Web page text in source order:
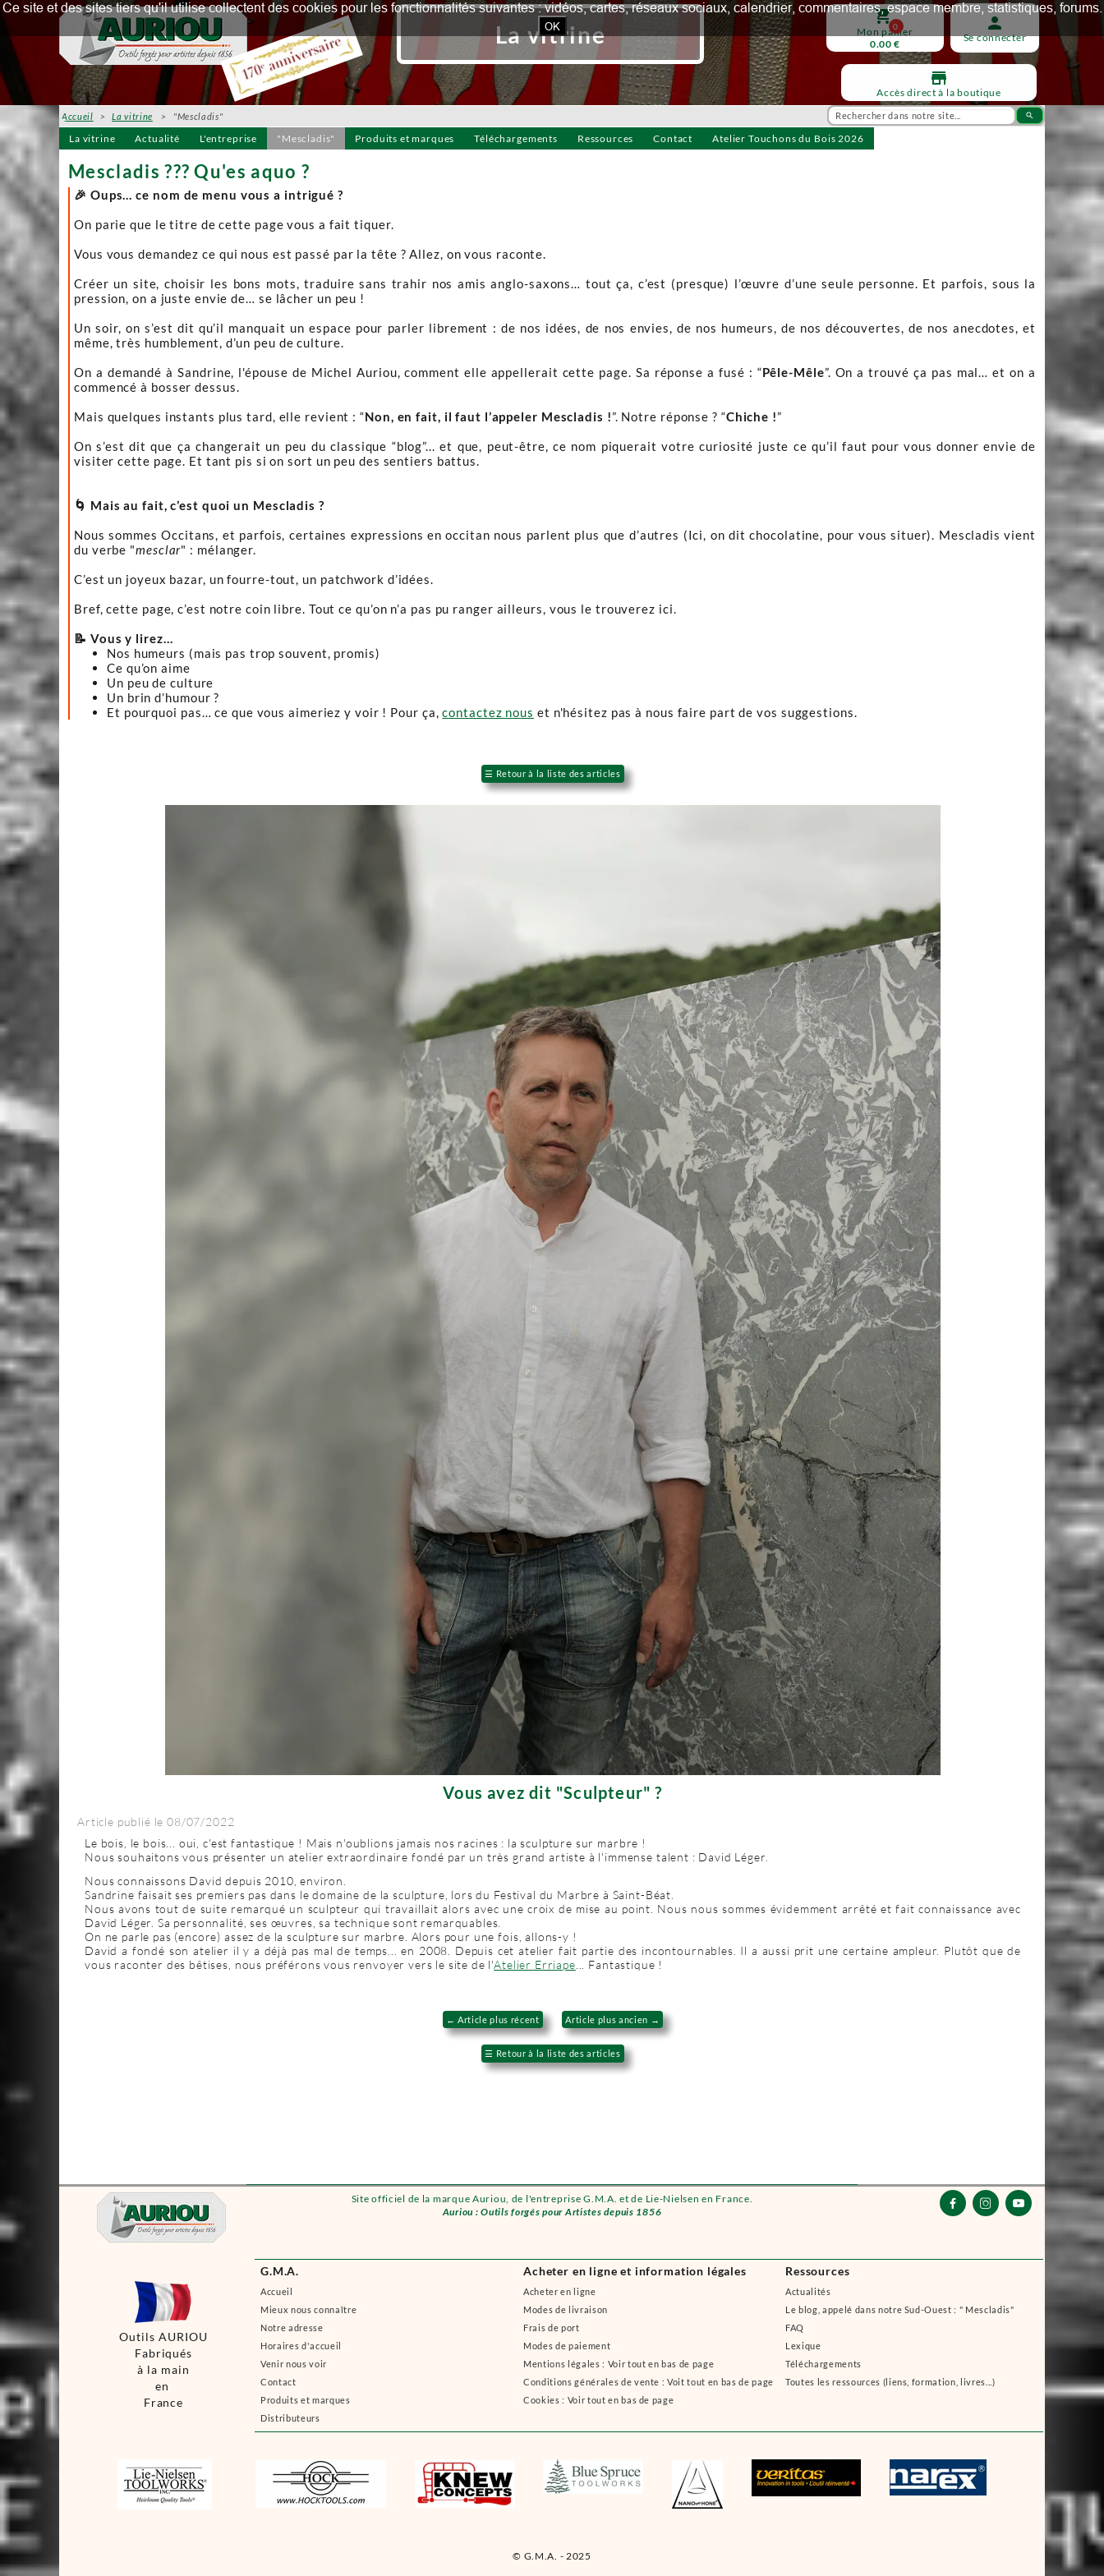
La vitrine Actualité L'entreprise "Mescladis" Produits et marques Téléchargements Ressources Contact Atelier Touchons du Bois 2026
Site officiel de la marque Auriou, de l'entreprise G.M.A. et de Lie-Nielsen en France.
Auriou : Outils forgés pour Artistes depuis 1856
© G.M.A. - 2025
search
person
Se connecter
shopping_cart
0
Mon panier
0.00 €
G.M.A.
Accueil
Mieux nous connaître
Notre adresse
Horaires d'accueil
Venir nous voir
Contact
Produits et marques
Distributeurs
Acheter en ligne et information légales
Acheter en ligne
Modes de livraison
Frais de port
Modes de paiement
Mentions légales : Voir tout en bas de page
Conditions générales de vente : Voit tout en bas de page
Cookies : Voir tout en bas de page
Ressources
Actualités
Le blog, appelé dans notre Sud-Ouest : " Mescladis"
FAQ
Lexique
Téléchargements
Toutes les ressources (liens, formation, livres...)
  
Outils AURIOU
Fabriqués
à la main
en
France
La vitrine
store
Accès direct à la boutique
Accueil >La vitrine > "Mescladis"
Mescladis ??? Qu'es aquo ?
🎉 Oups… ce nom de menu vous a intrigué ?
On parie que le titre de cette page vous a fait tiquer.
Vous vous demandez ce qui nous est passé par la tête ? Allez, on vous raconte.
Créer un site, choisir les bons mots, traduire sans trahir nos amis anglo-saxons… tout ça, c’est (presque) l’œuvre d’une seule personne. Et parfois, sous la
pression, on a juste envie de… se lâcher un peu !
Un soir, on s’est dit qu’il manquait un espace pour parler librement : de nos idées, de nos envies, de nos humeurs, de nos découvertes, de nos anecdotes, et
même, très humblement, d’un peu de culture.
On a demandé à Sandrine, l'épouse de Michel Auriou, comment elle appellerait cette page. Sa réponse a fusé : “Pêle-Mêle”. On a trouvé ça pas mal… et on a
commencé à bosser dessus.
Mais quelques instants plus tard, elle revient : “Non, en fait, il faut l’appeler Mescladis !”. Notre réponse ? “Chiche !”
On s’est dit que ça changerait un peu du classique “blog”... et que, peut-être, ce nom piquerait votre curiosité juste ce qu’il faut pour vous donner envie de
visiter cette page. Et tant pis si on sort un peu des sentiers battus.
🌀 Mais au fait, c’est quoi un Mescladis ?
Nous sommes Occitans, et parfois, certaines expressions en occitan nous parlent plus que d’autres (Ici, on dit chocolatine, pour vous situer). Mescladis vient
du verbe "mesclar" : mélanger.
C’est un joyeux bazar, un fourre-tout, un patchwork d’idées.
Bref, cette page, c’est notre coin libre. Tout ce qu’on n’a pas pu ranger ailleurs, vous le trouverez ici.
📝 Vous y lirez…
Nos humeurs (mais pas trop souvent, promis)
Ce qu’on aime
Un peu de culture
Un brin d’humour ?
Et pourquoi pas… ce que vous aimeriez y voir ! Pour ça,contactez nous et n'hésitez pas à nous faire part de vos suggestions.
☰ Retour à la liste des articles
Vous avez dit "Sculpteur" ?
Article publié le 08/07/2022
Le bois, le bois... oui, c'est fantastique ! Mais n'oublions jamais nos racines : la sculpture sur marbre !
Nous souhaitons vous présenter un atelier extraordinaire fondé par un très grand artiste à l'immense talent : David Léger.
Nous connaissons David depuis 2010, environ.
Sandrine faisait ses premiers pas dans le domaine de la sculpture, lors du Festival du Marbre à Saint-Béat.
Nous avons tout de suite remarqué un sculpteur qui travaillait alors avec une croix de mise au point. Nous nous sommes évidemment arrêté et fait connaissance avec
David Léger. Sa personnalité, ses œuvres, sa technique sont remarquables.
On ne parle pas (encore) assez de la sculpture sur marbre. Alors pour une fois, allons-y !
David a fondé son atelier il y a déjà pas mal de temps... en 2008. Depuis cet atelier fait partie des incontournables. Il a aussi prit une certaine ampleur. Plutôt que de
vous raconter des bêtises, nous préférons vous renvoyer vers le site de l'Atelier Erriape ... Fantastique !
←Article plus récent Article plus ancien →
☰ Retour à la liste des articles
Ce site et des sites tiers qu'il utilise collectent des cookies pour les fonctionnalités suivantes : vidéos, cartes, réseaux sociaux, calendrier, commentaires, espace membre, statistiques, forums.
OK